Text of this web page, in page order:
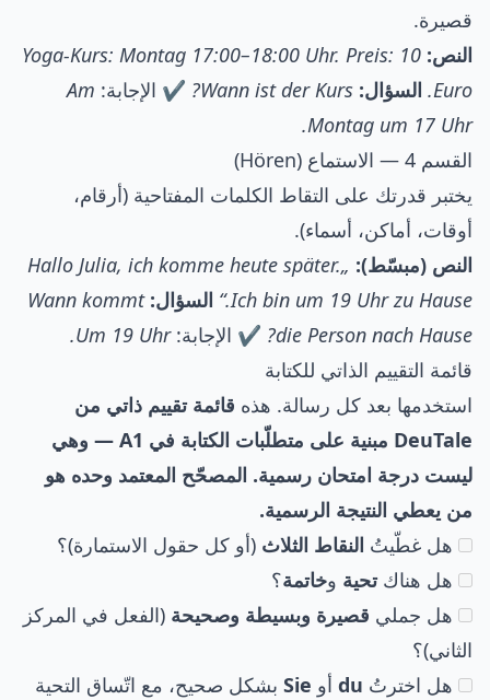
قصيرة.
النص: Yoga-Kurs: Montag 17:00–18:00 Uhr. Preis: 10
Euro. السؤال: Wann ist der Kurs? ✔️ الإجابة: Am
Montag um 17 Uhr.
القسم 4 — الاستماع (Hören)
يختبر قدرتك على التقاط الكلمات المفتاحية (أرقام،
أوقات، أماكن، أسماء).
النص (مبسّط):
„Hallo Julia, ich komme heute später.
Ich bin um 19 Uhr zu Hause.“
السؤال: Wann kommt
die Person nach Hause? ✔️ الإجابة:Um 19 Uhr.
قائمة التقييم الذاتي للكتابة
استخدمها بعد كل رسالة. هذه قائمة تقييم ذاتي من
DeuTale مبنية على متطلّبات الكتابة في A1 — وهي
ليست درجة امتحان رسمية. المصحّح المعتمد وحده هو
من يعطي النتيجة الرسمية.
هل غطّيتُ النقاط الثلاث (أو كل حقول الاستمارة)؟
هل هناكتحية وخاتمة؟
هل جملي قصيرة وبسيطة وصحيحة (الفعل في المركز
الثاني)؟
هل اخترتُ du أو Sie بشكل صحيح، مع اتّساق التحية